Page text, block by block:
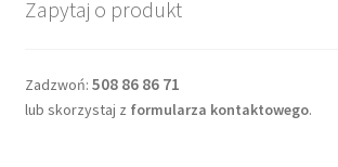
Zapytaj o produkt
Zadzwoń: 508 86 86 71
lub skorzystaj z formularza kontaktowego.